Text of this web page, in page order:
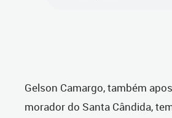
Gelson Camargo, também
morador do Santa Cândida,